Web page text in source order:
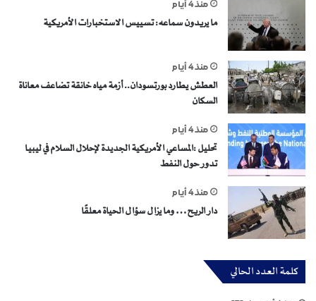
منذ 4 أيام
ما يريدون سماعه: تسييس الاستخبارات الأمريكية
منذ 4 أيام
العطش يطارد بورتسودان.. أزمة مياه خانقة تضاعف معاناة
السكان
منذ 4 أيام
تحليل :المساعي الأمريكية الجديدة لإحلال السلام في ليبيا
تدور حول النفط
منذ 4 أيام
دار الريح… وما يزال سؤال الحياة معلقًا
كلمة العدد الحالي